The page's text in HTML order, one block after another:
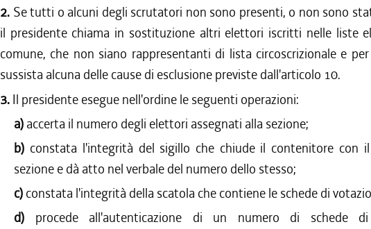
2. Se tutti o alcuni degli scrutatori non sono presenti, o non sono
il presidente chiama in sostituzione altri elettori iscritti nelle liste
comune, che non siano rappresentanti di lista circoscrizionale e
sussista alcuna delle cause di esclusione previste dall'articolo 10.
3. Il presidente esegue nell'ordine le seguenti operazioni:
a) accerta il numero degli elettori assegnati alla sezione;
b) constata l'integrità del sigillo che chiude il contenitore con
sezione e dà atto nel verbale del numero dello stesso;
c) constata l'integrità della scatola che contiene le schede di
d) procede all'autenticazione di un numero di schede di